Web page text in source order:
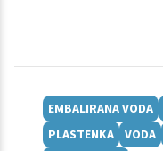
EMBALIRANA VODA
PLASTENKA
VODA